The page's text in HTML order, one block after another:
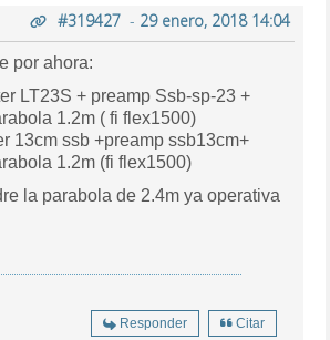
#319427- 29 enero, 2018 14:04
por ahora:
1.2m ( fi flex1500)
lmds 180w+ parabola 1.2m (fi flex1500)
la parabola de 2.4m ya operativa
Responder Citar